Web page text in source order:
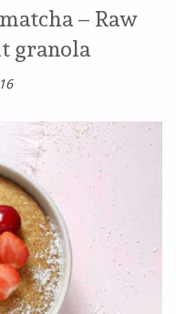
– Raw
granola